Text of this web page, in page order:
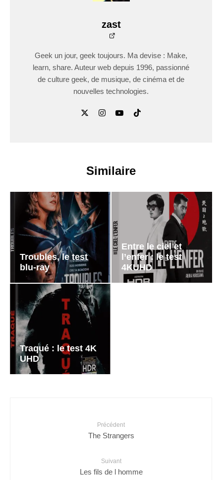
zast
Geek un jour, geek toujours. Ma devise : Make,
learn, share. Auteur web depuis 1996, passionné
de culture geek, de musique, de cinéma et de
nouvelles technologies.
Similaire
Troubles, le test
blu-ray
Entre le ciel et
l’enfer : le test
4KUHD
Traqué : le test 4K
UHD
Précédent
The Strangers
Suivant
Les fils de l homme